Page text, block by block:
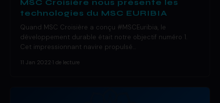
MSC Croisière nous présente les
technologies du MSC EURIBIA
Quand MSC Croisière a conçu #MSCEuribia, le
développement durable était notre objectif numéro 1.
Cet impressionnant navire propulsé…
11 Jan 2022 1 de lecture